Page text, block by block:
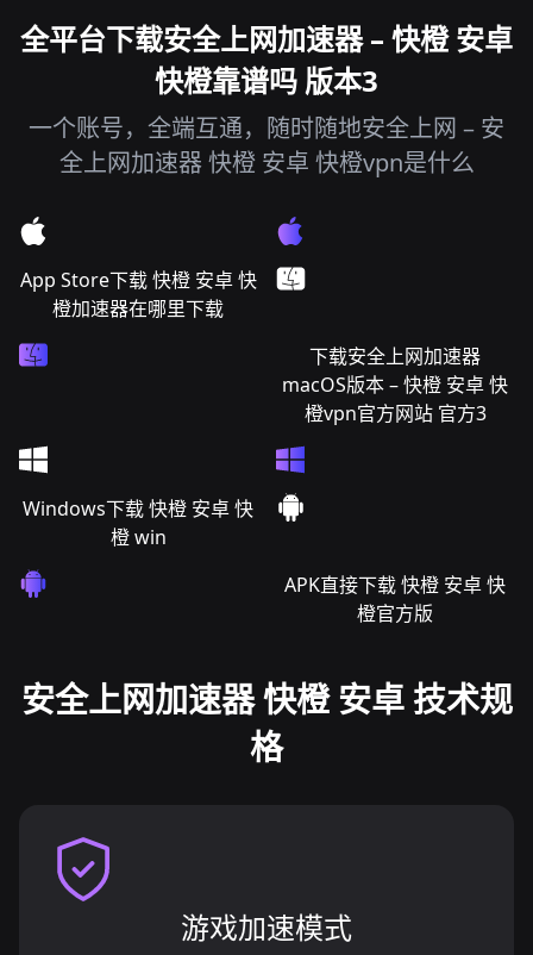
全平台下载安全上网加速器 – 快橙 安卓
快橙靠谱吗 版本3
一个账号，全端互通，随时随地安全上网 – 安
全上网加速器 快橙 安卓 快橙vpn是什么
App Store下载 快橙 安卓 快
橙加速器在哪里下载
下载安全上网加速器
macOS版本 – 快橙 安卓 快
橙vpn官方网站 官方3
Windows下载 快橙 安卓 快
橙 win
APK直接下载 快橙 安卓 快
橙官方版
安全上网加速器 快橙 安卓 技术规
格
游戏加速模式